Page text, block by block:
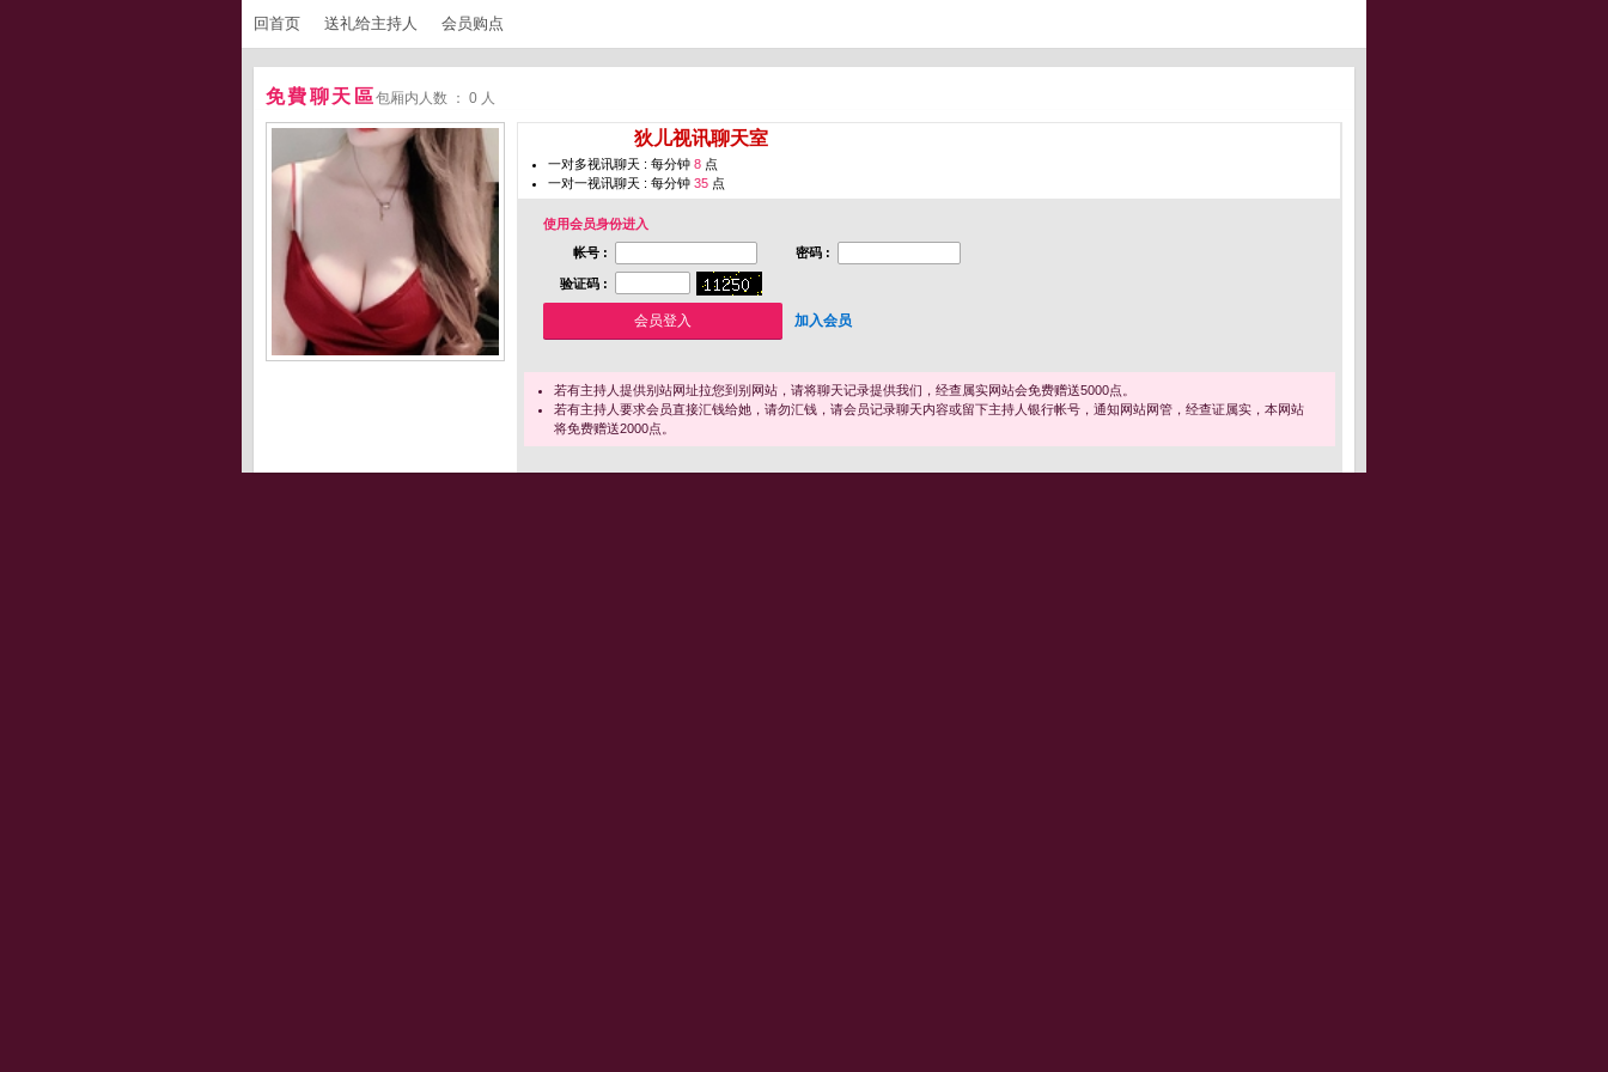
回首页 送礼给主持人 会员购点
免費聊天區包厢内人数 ： 0 人
狄儿视讯聊天室
一对多视讯聊天 : 每分钟 8 点
一对一视讯聊天 : 每分钟 35 点
使用会员身份进入
帐号 :
密码 :
验证码 :
加入会员
若有主持人提供别站网址拉您到别网站，请将聊天记录提供我们，经查属实网站会免费赠送5000点。
若有主持人要求会员直接汇钱给她，请勿汇钱，请会员记录聊天内容或留下主持人银行帐号，通知网站网管，经查证属实，本网站
将免费赠送2000点。